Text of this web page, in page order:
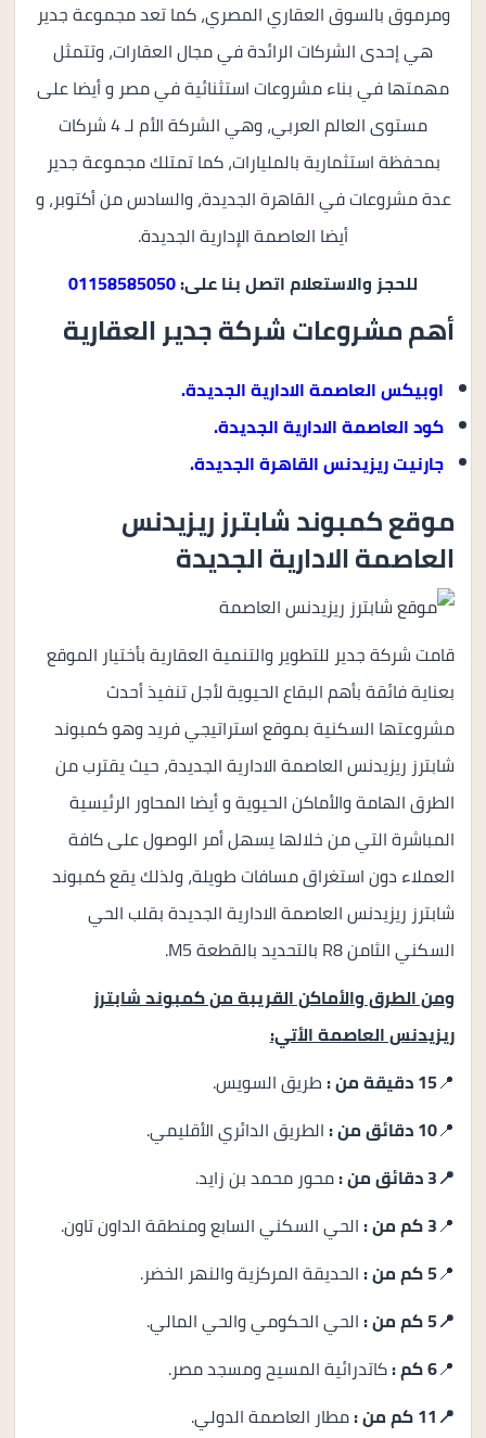
ومرموق بالسوق العقاري المصري، كما تعد مجموعة جدير
هي إحدى الشركات الرائدة في مجال العقارات، وتتمثل
مهمتها في بناء مشروعات استثنائية في مصر و أيضا على
مستوى العالم العربي، وهي الشركة الأم لـ 4 شركات
بمحفظة استثمارية بالمليارات، كما تمتلك مجموعة جدير
عدة مشروعات في القاهرة الجديدة، والسادس من أكتوبر، و
أيضا العاصمة الإدارية الجديدة.
للحجز والاستعلام اتصل بنا على:01158585050
أهم مشروعات شركة جدير العقارية
اوبيكس العاصمة الادارية الجديدة.
كود العاصمة الادارية الجديدة.
جارنيت ريزيدنس القاهرة الجديدة.
موقع كمبوند شابترز ريزيدنس
العاصمة الادارية الجديدة
قامت شركة جدير للتطوير والتنمية العقارية بأختيار الموقع
بعناية فائقة بأهم البقاع الحيوية لأجل تنفيذ أحدث
مشروعتها السكنية بموقع استراتيجي فريد وهو كمبوند
شابترز ريزيدنس العاصمة الادارية الجديدة، حيث يقترب من
الطرق الهامة والأماكن الحيوية و أيضا المحاور الرئيسية
المباشرة التي من خلالها يسهل أمر الوصول على كافة
العملاء دون استغراق مسافات طويلة، ولذلك يقع كمبوند
شابترز ريزيدنس العاصمة الادارية الجديدة بقلب الحي
السكني الثامن R8 بالتحديد بالقطعة M5.
ومن الطرق والأماكن القريبة من كمبوند شابترز
ريزيدنس العاصمة الأتي:
📍15 دقيقة من :
طريق السويس.
📍10 دقائق من :
الطريق الدائري الأقليمي.
📍3 دقائق من :
محور محمد بن زايد.
📍3 كم من :
الحي السكني السابع ومنطقة الداون تاون.
📍5 كم من :
الحديقة المركزية والنهر الخضر.
📍5 كم من :
الحي الحكومي والحي المالي.
📍6 كم :
كاتدرائية المسيح ومسجد مصر.
📍11 كم من :
مطار العاصمة الدولي.